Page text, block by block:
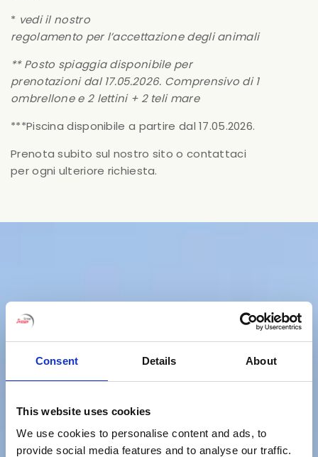
Consent Details About
This website uses cookies
We use cookies to personalise content and ads, to
provide social media features and to analyse our traffic.
* vedi il nostro
regolamento per l’accettazione degli animali
** Posto spiaggia disponibile per
prenotazioni dal 17.05.2026. Comprensivo di 1
ombrellone e 2 lettini + 2 teli mare
***Piscina disponibile a partire dal 17.05.2026.
Prenota subito sul nostro sito o contattaci
per ogni ulteriore richiesta.